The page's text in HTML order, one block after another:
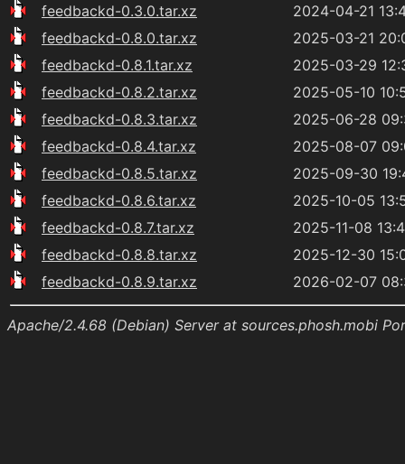
feedbackd-0.3.0.tar.xz
2024-04-21
feedbackd-0.8.0.tar.xz
2025-03-21
feedbackd-0.8.1.tar.xz
2025-03-29
feedbackd-0.8.2.tar.xz
2025-05-10
feedbackd-0.8.3.tar.xz
2025-06-28
feedbackd-0.8.4.tar.xz
2025-08-07
feedbackd-0.8.5.tar.xz
2025-09-30
feedbackd-0.8.6.tar.xz
2025-10-05
feedbackd-0.8.7.tar.xz
2025-11-08
feedbackd-0.8.8.tar.xz
2025-12-30
feedbackd-0.8.9.tar.xz
2026-02-07
Apache/2.4.68 (Debian) Server at sources.phosh.mobi